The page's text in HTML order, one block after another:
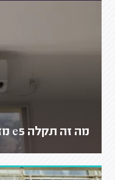
מה זה תקלה e5 מזגן תדיראן?